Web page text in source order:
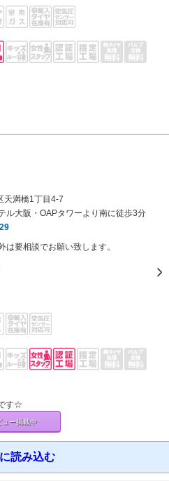
天満橋1丁目4-7
ル大阪・OAPタワーより南に徒歩3分
要相談でお願い致します。
す☆
ュー掲載中
読み込む